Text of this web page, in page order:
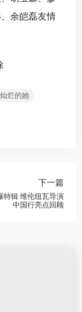
余皑磊友情
烂的她
下一篇
特辑 维伦纽瓦导演
中国行亮点回顾